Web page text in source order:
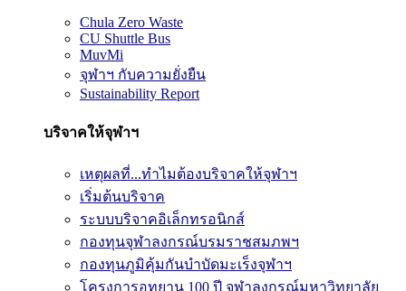
Chula Zero Waste
CU Shuttle Bus
MuvMi
จุฬาฯ กับความยั่งยืน
Sustainability Report
บริจาคให้จุฬาฯ
เหตุผลที่...ทำไมต้องบริจาคให้จุฬาฯ
เริ่มต้นบริจาค
ระบบบริจาคอิเล็กทรอนิกส์
กองทุนจุฬาลงกรณ์บรมราชสมภพฯ
กองทุนภูมิคุ้มกันบำบัดมะเร็งจุฬาฯ
โครงการอุทยาน 100 ปี จุฬาลงกรณ์มหาวิทยาลัย